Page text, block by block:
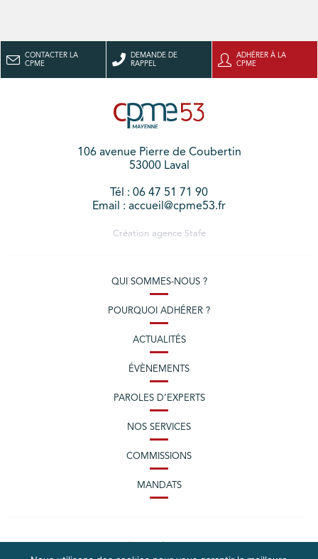
CONTACTER LA
CPME
DEMANDE DE
RAPPEL
ADHÉRER À LA
CPME
106 avenue Pierre de Coubertin
53000 Laval
Tél : 06 47 51 71 90
Email : accueil@cpme53.fr
Création agence Stafe
QUI SOMMES-NOUS ?
POURQUOI ADHÉRER ?
ACTUALITÉS
ÉVÈNEMENTS
PAROLES D’EXPERTS
NOS SERVICES
COMMISSIONS
MANDATS